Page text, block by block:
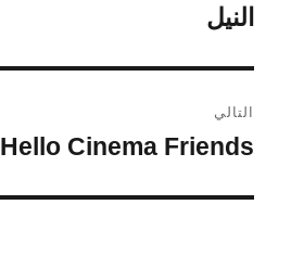
السابقة:
النيل
التالي
المقالة
Hello Cinema Friends!